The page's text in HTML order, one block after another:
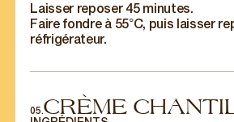
Laisser reposer 45 minutes.
Faire fondre à 55°C, puis laisser
réfrigérateur.
05.CRÈME